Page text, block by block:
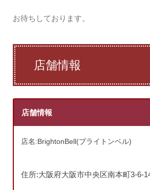
お待ちしております。
店舗情報
店舗情報
店名:BrightonBell(ブライトンベル)
住所:大阪府大阪市中央区南本町3-6-